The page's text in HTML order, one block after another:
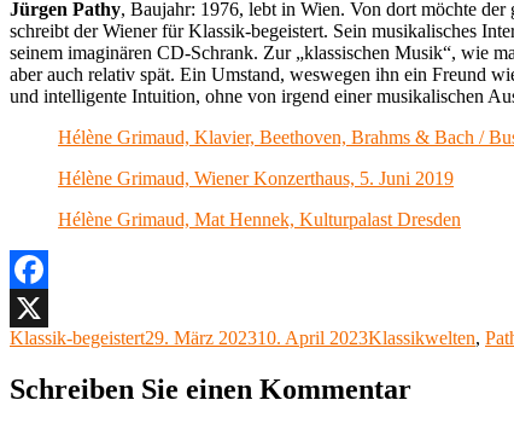
Jürgen Pathy, Baujahr: 1976, lebt in Wien. Von dort möchte
schreibt der Wiener für Klassik-begeistert. Sein musikalisches
seinem imaginären CD-Schrank. Zur „klassischen Musik“, wie
aber auch relativ spät. Ein Umstand, weswegen ihn ein Freund
und intelligente Intuition, ohne von irgend einer musikalischen
Hélène Grimaud, Klavier, Beethoven, Brahms & Bach /
Hélène Grimaud, Wiener Konzerthaus, 5. Juni 2019
Hélène Grimaud, Mat Hennek, Kulturpalast Dresden
Facebook
X
Autor
Klassik-begeistertVeröffentlicht
29. März 202310. April 2023Kategorien
Klassikwelten,
Schreiben Sie einen Kommentar